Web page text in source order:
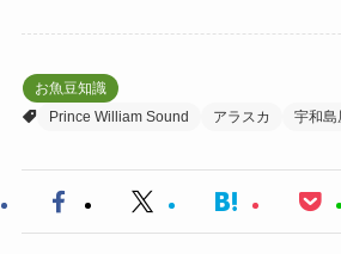
お魚豆知識
Prince William Sound
アラスカ 宇和島